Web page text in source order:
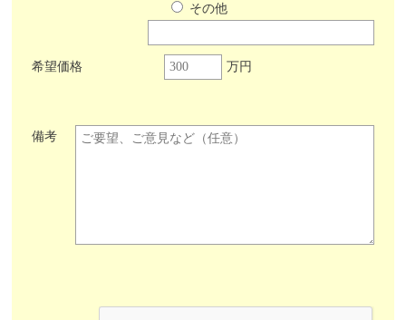
その他
希望価格 万円
備考